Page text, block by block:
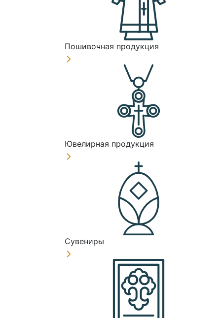
Пошивочная продукция
Ювелирная продукция
Сувениры